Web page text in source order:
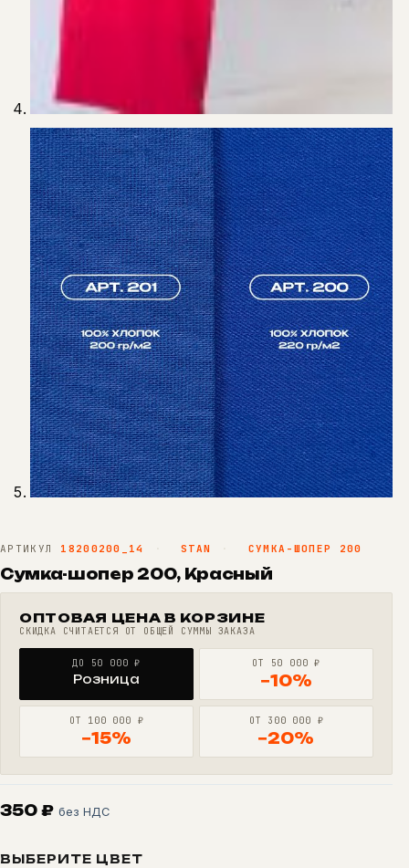
АРТИКУЛ 18200200_14 · STAN · СУМКА-ШОПЕР 200
Сумка-шопер 200, Красный
ОПТОВАЯ ЦЕНА В КОРЗИНЕ
СКИДКА СЧИТАЕТСЯ ОТ ОБЩЕЙ СУММЫ ЗАКАЗА
ДО 50 000 ₽
Розница
ОТ 50 000 ₽
−10%
ОТ 100 000 ₽
−15%
ОТ 300 000 ₽
−20%
350 ₽ без НДС
ВЫБЕРИТЕ ЦВЕТ